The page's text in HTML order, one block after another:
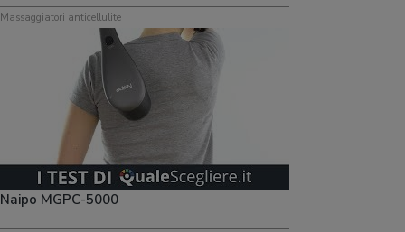
Massaggiatori anticellulite
Naipo MGPC-5000